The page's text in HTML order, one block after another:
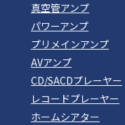
真空管アンプ
パワーアンプ
プリメインアンプ
AVアンプ
CD/SACDプレーヤー
レコードプレーヤー
ホームシアター